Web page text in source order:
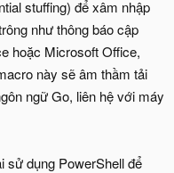
stuffing) để xâm nhập
như thông báo cập
hoặc Microsoft Office,
này sẽ âm thầm tải
ngữ Go, liên hệ với máy
sử dụng PowerShell để